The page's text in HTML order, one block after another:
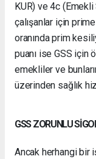
KUR) ve 4c (Emekli
çalışanlar için
oranında prim
puanı ise GSS için
emekliler ve
üzerinden sağlık
GSS ZORUNLU
Ancak herhangi bir